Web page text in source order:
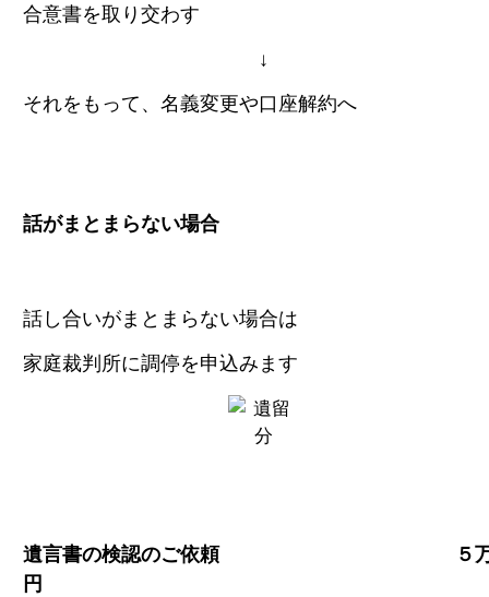
合意書を取り交わす
↓
それをもって、名義変更や口座解約へ
話がまとまらない場合
話し合いがまとまらない場合は
家庭裁判所に調停を申込みます
遺言書の検認のご依頼 ５
円